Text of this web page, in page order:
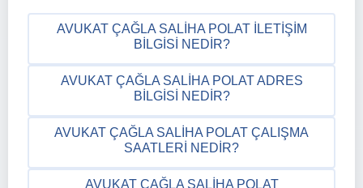
AVUKAT ÇAĞLA SALIHA POLAT İLETIŞIM
BILGISI NEDIR?
AVUKAT ÇAĞLA SALIHA POLAT ADRES
BILGISI NEDIR?
AVUKAT ÇAĞLA SALIHA POLAT ÇALIŞMA
SAATLERI NEDIR?
AVUKAT ÇAĞLA SALIHA POLAT